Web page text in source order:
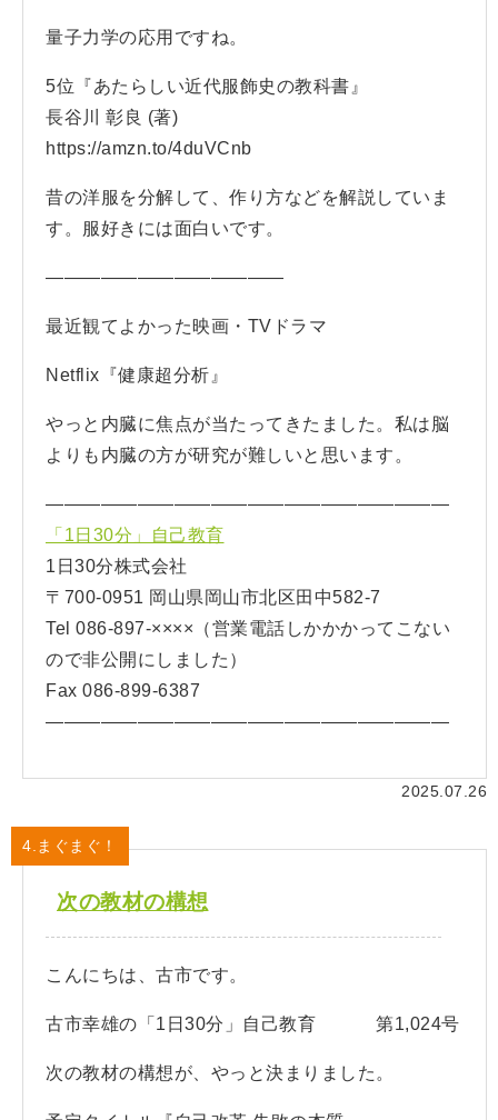
量子力学の応用ですね。
5位『あたらしい近代服飾史の教科書』
長谷川 彰良 (著)
https://amzn.to/4duVCnb
昔の洋服を分解して、作り方などを解説していま
す。服好きには面白いです。
—————————————
最近観てよかった映画・TVドラマ
Netflix『健康超分析』
やっと内臓に焦点が当たってきたました。私は脳
よりも内臓の方が研究が難しいと思います。
——————————————————————
「1日30分」自己教育
1日30分株式会社
〒700-0951 岡山県岡山市北区田中582-7
Tel 086-897-××××（営業電話しかかかってこない
ので非公開にしました）
Fax 086-899-6387
——————————————————————
2025.07.26
4.まぐまぐ！
次の教材の構想
こんにちは、古市です。
古市幸雄の「1日30分」自己教育 第1,024号
次の教材の構想が、やっと決まりました。